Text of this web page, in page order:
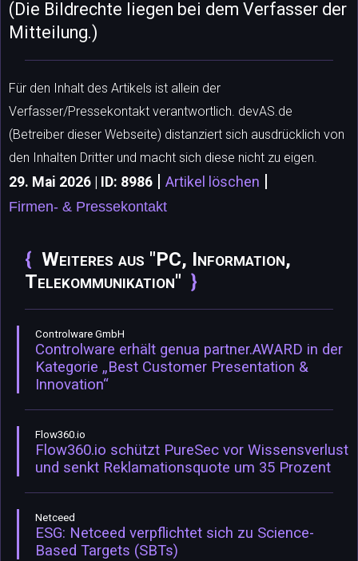
(Die Bildrechte liegen bei dem Verfasser der
Mitteilung.)
Für den Inhalt des Artikels ist allein der
Verfasser/Pressekontakt verantwortlich. devAS.de
(Betreiber dieser Webseite) distanziert sich ausdrücklich von
den Inhalten Dritter und macht sich diese nicht zu eigen.
29. Mai 2026 | ID: 8986 Artikel löschen
Firmen- & Pressekontakt
Weiteres aus "PC, Information,
Telekommunikation"
Controlware GmbH
Controlware erhält genua partner.AWARD in der
Kategorie „Best Customer Presentation &
Innovation“
Flow360.io
Flow360.io schützt PureSec vor Wissensverlust
und senkt Reklamationsquote um 35 Prozent
Netceed
ESG: Netceed verpflichtet sich zu Science-
Based Targets (SBTs)